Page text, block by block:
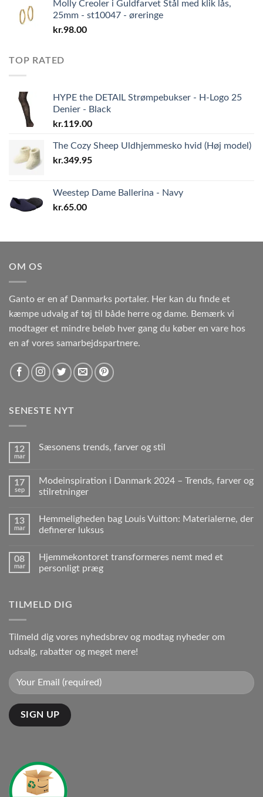
Molly Creoler i Guldfarvet Stål med klik lås,
25mm - st10047 - øreringe
kr.98.00
TOP RATED
HYPE the DETAIL Strømpebukser - H-Logo 25
Denier - Black
kr.119.00
The Cozy Sheep Uldhjemmesko hvid (Høj model)
kr.349.95
Weestep Dame Ballerina - Navy
kr.65.00
OM OS
Ganto er en af Danmarks portaler. Her kan du finde et
kæmpe udvalg af tøj til både herre og dame. Bemærk vi
modtager et mindre beløb hver gang du køber en vare hos
en af vores samarbejdspartnere.
SENESTE NYT
12
mar
Sæsonens trends, farver og stil
17
sep
Modeinspiration i Danmark 2024 – Trends, farver og
stilretninger
13
mar
Hemmeligheden bag Louis Vuitton: Materialerne, der
definerer luksus
08
mar
Hjemmekontoret transformeres nemt med et
personligt præg
TILMELD DIG
Tilmeld dig vores nyhedsbrev og modtag nyheder om
udsalg, rabatter og meget mere!